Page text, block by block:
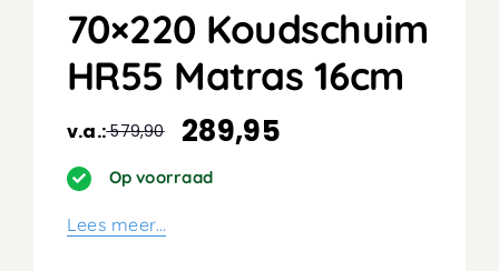
70×220 Koudschuim
HR55 Matras 16cm
v.a.:579,90
Oorspronkelijke
prijs
was:
579,90.
289,95
Huidige
prijs
is:
289,95.
Op voorraad
Lees meer…